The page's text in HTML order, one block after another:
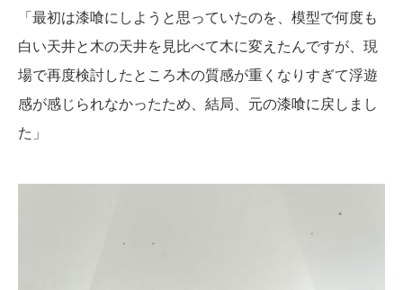
「最初は漆喰にしようと思っていたのを、模型で何度も
白い天井と木の天井を見比べて木に変えたんですが、現
場で再度検討したところ木の質感が重くなりすぎて浮遊
感が感じられなかったため、結局、元の漆喰に戻しまし
た」